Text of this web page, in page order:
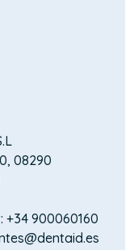
08290
+34 900060160